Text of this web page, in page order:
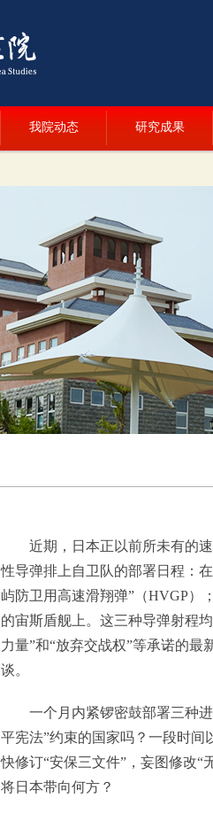
我院动态 研究成果
近期，日本正以前所未有的
性导弹排上自卫队的部署日程：
屿防卫用高速滑翔弹”（HVGP）
的宙斯盾舰上。这三种导弹射程
力量”和“放弃交战权”等承诺的最
谈。
一个月内紧锣密鼓部署三种
平宪法”约束的国家吗？一段时间
快修订“安保三文件”，妄图修改“
将日本带向何方？